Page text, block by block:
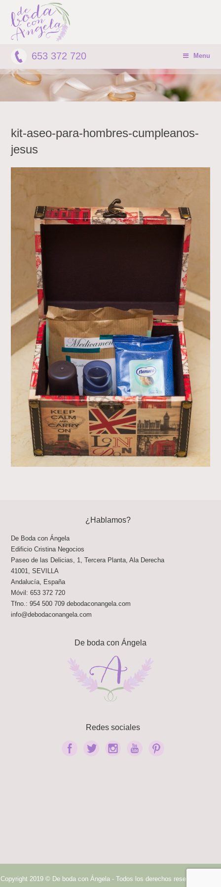
653 372 720 Menu
kit-aseo-para-hombres-cumpleanos-
jesus
¿Hablamos?
De Boda con Ángela
Edificio Cristina Negocios
Paseo de las Delicias, 1, Tercera Planta, Ala Derecha
41001,SEVILLA
Andalucía, España
Móvil:653 372 720
Tfno.:954 500 709 debodaconangela.com
info@debodaconangela.com
De boda con Ángela
Redes sociales
Copyright 2019 © De boda con Ángela - Todos los derechos reservados.